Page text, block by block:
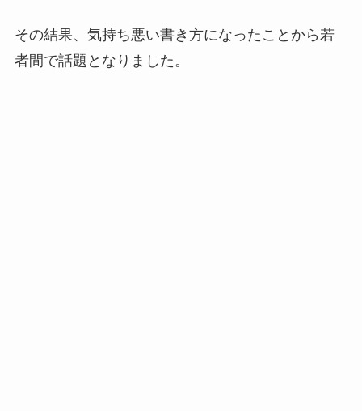
その結果、気持ち悪い書き方になったことから若
者間で話題となりました。